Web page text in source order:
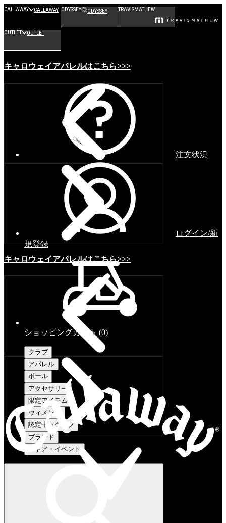
CALLAWAY CALLAWAY ODYSSEY ODYSSEY TRAVISMATHEW
OUTLET OUTLET
キャロウェイアパレルはこちら>>>
キャロウェイアパレルはこちら>>>
注文状況
ログイン/新
規登録
ショッピングカート (0)
クラブ
アパレル
ボール
アクセサリー
限定アイテム
ウィメンズ
認定中古クラブ
ブランド
ストア・イベント